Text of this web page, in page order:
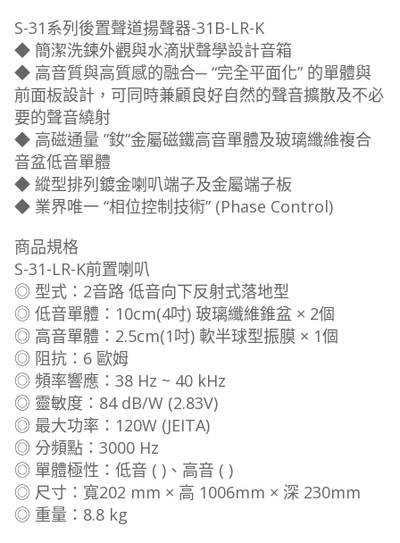
S-31系列後置聲道揚聲器-31B-LR-K
◆ 簡潔洗鍊外觀與水滴狀聲學設計音箱
◆ 高音質與高質感的融合─ “完全平面化” 的單體與
前面板設計，可同時兼顧良好自然的聲音擴散及不必
要的聲音繞射
◆ 高磁通量 ”釹”金屬磁鐵高音單體及玻璃纖維複合
音盆低音單體
◆ 縱型排列鍍金喇叭端子及金屬端子板
◆ 業界唯一 “相位控制技術” (Phase Control)
商品規格
S-31-LR-K前置喇叭
◎ 型式：2音路 低音向下反射式落地型
◎ 低音單體：10cm(4吋) 玻璃纖維錐盆 × 2個
◎ 高音單體：2.5cm(1吋) 軟半球型振膜 × 1個
◎ 阻抗：6 歐姆
◎ 頻率響應：38 Hz ~ 40 kHz
◎ 靈敏度：84 dB/W (2.83V)
◎ 最大功率：120W (JEITA)
◎ 分頻點：3000 Hz
◎ 單體極性：低音 ( )、高音 ( )
◎ 尺寸：寬202 mm × 高 1006mm × 深 230mm
◎ 重量：8.8 kg